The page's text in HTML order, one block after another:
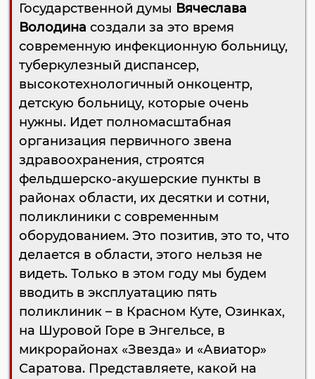
Государственной думы Вячеслава
Володина создали за это время
современную инфекционную больницу,
туберкулезный диспансер,
высокотехнологичный онкоцентр,
детскую больницу, которые очень
нужны. Идет полномасштабная
организация первичного звена
здравоохранения, строятся
фельдшерско-акушерские пункты в
районах области, их десятки и сотни,
поликлиники с современным
оборудованием. Это позитив, это то, что
делается в области, этого нельзя не
видеть. Только в этом году мы будем
вводить в эксплуатацию пять
поликлиник – в Красном Куте, Озинках,
на Шуровой Горе в Энгельсе, в
микрорайонах «Звезда» и «Авиатор»
Саратова. Представляете, какой на